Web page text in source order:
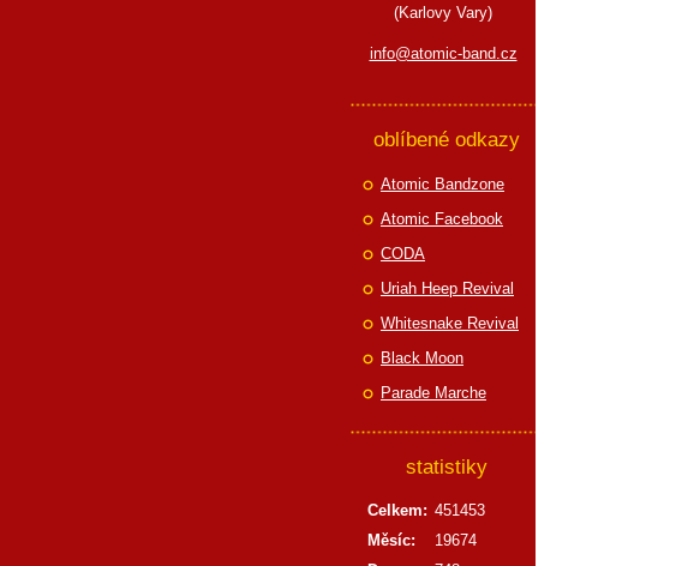
(Karlovy Vary)
info@atomic-band.cz
oblíbené odkazy
Atomic Bandzone
Atomic Facebook
CODA
Uriah Heep Revival
Whitesnake Revival
Black Moon
Parade Marche
statistiky
Celkem: 451453
Měsíc:
19674